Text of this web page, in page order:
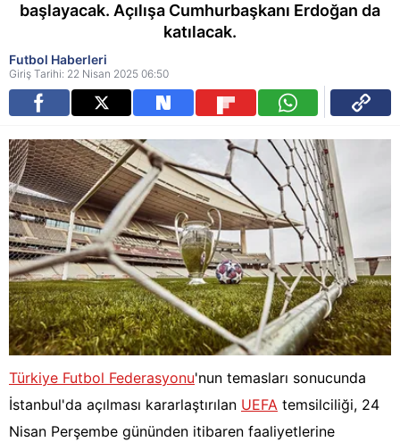
başlayacak. Açılışa Cumhurbaşkanı Erdoğan da
katılacak.
Futbol Haberleri
Giriş Tarihi: 22 Nisan 2025 06:50
Türkiye Futbol Federasyonu'nun temasları sonucunda
İstanbul'da açılması kararlaştırılan UEFA temsilciliği, 24
Nisan Perşembe gününden itibaren faaliyetlerine